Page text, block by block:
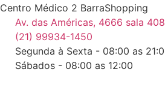
Centro Médico 2 BarraShopping
Av. das Américas, 4666 sala 408
(21) 99934-1450
Segunda à Sexta - 08:00 as
Sábados - 08:00 as 12:00